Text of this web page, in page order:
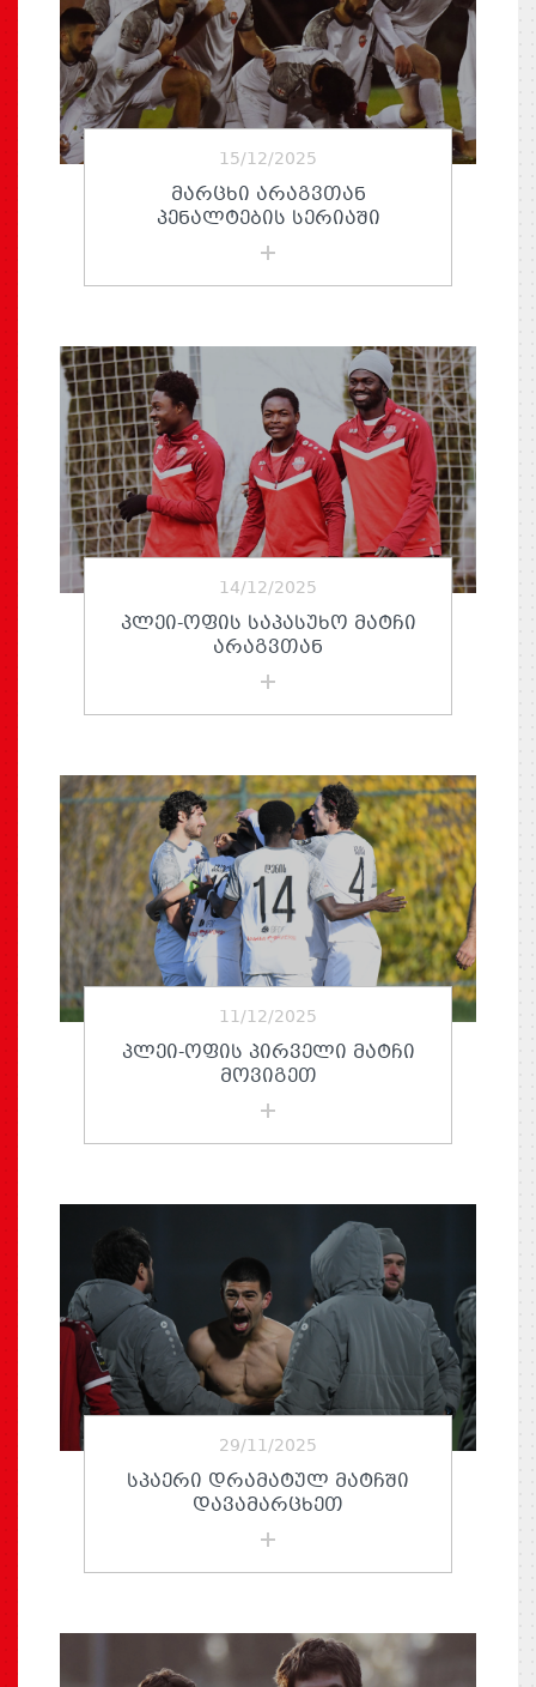
15/12/2025
ᲛᲐᲠᲪᲮᲘ ᲐᲠᲐᲒᲕᲗᲐᲜ
ᲞᲔᲜᲐᲚᲢᲔᲑᲘᲡ ᲡᲔᲠᲘᲐᲨᲘ
14/12/2025
ᲞᲚᲔᲘ-ᲝᲤᲘᲡ ᲡᲐᲞᲐᲡᲣᲮᲝ ᲛᲐᲢᲩᲘ
ᲐᲠᲐᲒᲕᲗᲐᲜ
11/12/2025
ᲞᲚᲔᲘ-ᲝᲤᲘᲡ ᲞᲘᲠᲕᲔᲚᲘ ᲛᲐᲢᲩᲘ
ᲛᲝᲕᲘᲒᲔᲗ
29/11/2025
ᲡᲞᲐᲔᲠᲘ ᲓᲠᲐᲛᲐᲢᲣᲚ ᲛᲐᲢᲩᲨᲘ
ᲓᲐᲕᲐᲛᲐᲠᲪᲮᲔᲗ